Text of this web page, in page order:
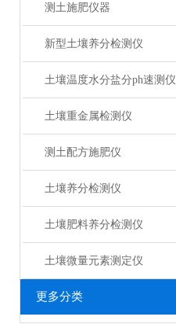
测土施肥仪器
新型土壤养分检测仪
土壤温度水分盐分ph速测仪
土壤重金属检测仪
测土配方施肥仪
土壤养分检测仪
土壤肥料养分检测仪​
土壤微量元素测定仪
更多分类